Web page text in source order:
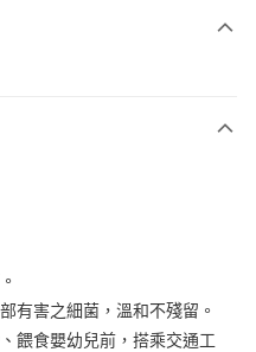
有害之細菌，溫和不殘留。
餵食嬰幼兒前，搭乘交通工